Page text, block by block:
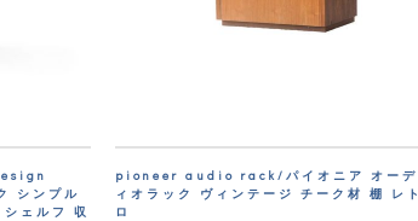
シンプル
ェルフ 収
pioneer audio rack/パイオニア オーデ
ィオラック ヴィンテージ チーク材 棚 レト
ロ